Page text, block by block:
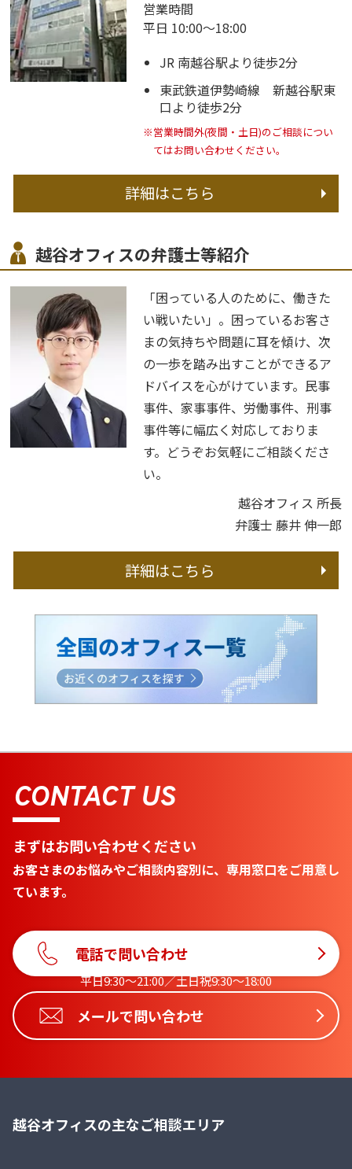
営業時間
平日 10:00～18:00
JR 南越谷駅より徒歩2分
東武鉄道伊勢崎線 新越谷駅東
口より徒歩2分
※営業時間外(夜間・土日)のご相談につい
てはお問い合わせください。
詳細はこちら
越谷オフィスの弁護士等紹介
「困っている人のために、働きた
い戦いたい」。困っているお客さ
まの気持ちや問題に耳を傾け、次
の一歩を踏み出すことができるア
ドバイスを心がけています。民事
事件、家事事件、労働事件、刑事
事件等に幅広く対応しておりま
す。どうぞお気軽にご相談くださ
い。
越谷オフィス 所長
弁護士 藤井 伸一郎
詳細はこちら
CONTACT US
まずはお問い合わせください
お客さまのお悩みやご相談内容別に、専用窓口をご用意し
ています。
電話で問い合わせ
平日9:30〜21:00／土日祝9:30〜18:00
メールで問い合わせ
越谷オフィスの主なご相談エリア